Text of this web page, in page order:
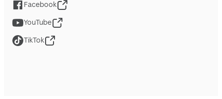
Facebook
YouTube
TikTok